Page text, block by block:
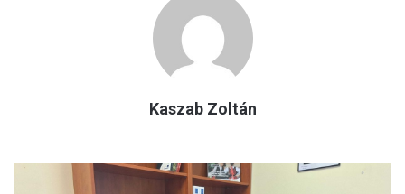
Kaszab Zoltán